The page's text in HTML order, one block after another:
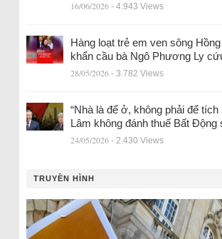
16/06/2026 - 4.943 Views
Hàng loạt trẻ em ven sông
khẩn cầu bà Ngô Phương Ly
28/05/2026 - 3.782 Views
“Nhà là để ở, không phải để tích
Lâm không đánh thuế Bất Động
24/05/2026 - 2.430 Views
TRUYỀN HÌNH